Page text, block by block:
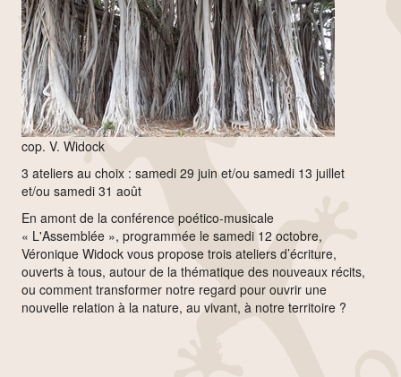
cop. V. Widock
3 ateliers au choix : samedi 29 juin et/ou samedi 13 juillet
et/ou samedi 31 août
En amont de la conférence poético-musicale
« L'Assemblée », programmée le samedi 12 octobre,
Véronique Widock vous propose trois ateliers d’écriture,
ouverts à tous, autour de la thématique des nouveaux récits,
ou comment transformer notre regard pour ouvrir une
nouvelle relation à la nature, au vivant, à notre territoire ?